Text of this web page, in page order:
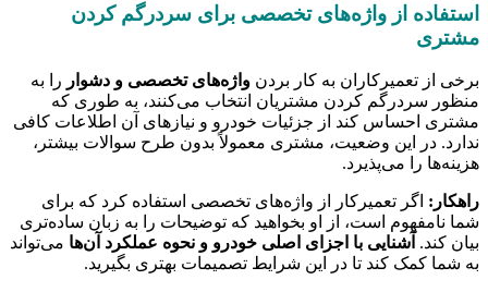
استفاده از واژه‌های تخصصی برای سردرگم کردن
مشتری
برخی از تعمیرکاران به کار بردن واژه‌های تخصصی و دشوار را به
منظور سردرگم کردن مشتریان انتخاب می‌کنند، به طوری که
مشتری احساس کند از جزئیات خودرو و نیازهای آن اطلاعات کافی
ندارد. در این وضعیت، مشتری معمولاً بدون طرح سوالات بیشتر،
هزینه‌ها را می‌پذیرد.
راهکار: اگر تعمیرکار از واژه‌های تخصصی استفاده کرد که برای
شما نامفهوم است، از او بخواهید که توضیحات را به زبان ساده‌تری
بیان کند. آشنایی با اجزای اصلی خودرو و نحوه عملکرد آن‌ها می‌تواند
به شما کمک کند تا در این شرایط تصمیمات بهتری بگیرید.